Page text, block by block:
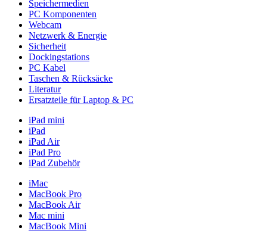
Speichermedien
PC Komponenten
Webcam
Netzwerk & Energie
Sicherheit
Dockingstations
PC Kabel
Taschen & Rücksäcke
Literatur
Ersatzteile für Laptop & PC
iPad mini
iPad
iPad Air
iPad Pro
iPad Zubehör
iMac
MacBook Pro
MacBook Air
Mac mini
MacBook Mini